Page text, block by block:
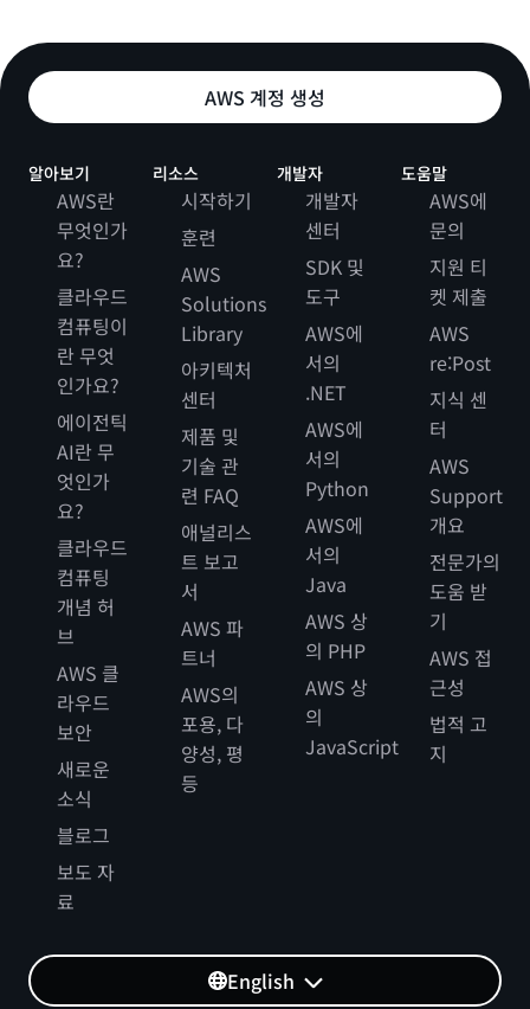
AWS 계정 생성
알아보기
AWS란
무엇인가
요?
클라우드
컴퓨팅이
란 무엇
인가요?
에이전틱
AI란 무
엇인가
요?
클라우드
컴퓨팅
개념 허
브
AWS 클
라우드
보안
새로운
소식
블로그
보도 자
료
리소스
시작하기
훈련
AWS
Solutions
Library
아키텍처
센터
제품 및
기술 관
련 FAQ
애널리스
트 보고
서
AWS 파
트너
AWS의
포용, 다
양성, 평
등
개발자
개발자
센터
SDK 및
도구
AWS에
서의
.NET
AWS에
서의
Python
AWS에
서의
Java
AWS 상
의 PHP
AWS 상
의
JavaScript
도움말
AWS에
문의
지원 티
켓 제출
AWS
re:Post
지식 센
터
AWS
Support
개요
전문가의
도움 받
기
AWS 접
근성
법적 고
지
English